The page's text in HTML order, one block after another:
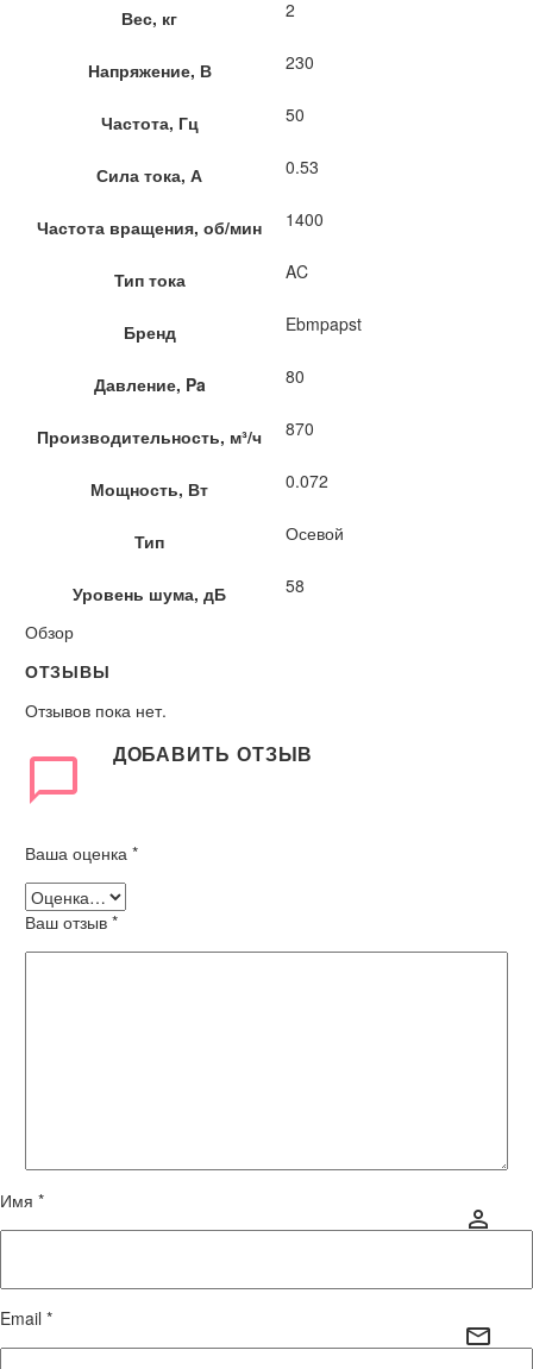
Вес, кг 2
Напряжение, В 230
Частота, Гц 50
Сила тока, А 0.53
Частота вращения, об/мин 1400
Тип тока AC
Бренд Ebmpapst
Давление, Pa 80
Производительность, м³/ч 870
Мощность, Вт 0.072
Тип Осевой
Уровень шума, дБ
58
Обзор
ОТЗЫВЫ
Отзывов пока нет.
ДОБАВИТЬ ОТЗЫВ
Ваша оценка *
Ваш отзыв *
Имя *
Email *